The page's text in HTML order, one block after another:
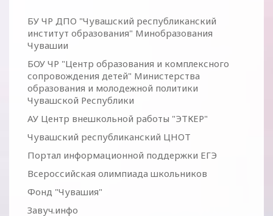
БУ ЧР ДПО "Чувашский республиканский
институт образования" Минобразования
Чувашии
БОУ ЧР "Центр образования и комплексного
сопровождения детей" Министерства
образования и молодежной политики
Чувашской Республики
АУ Центр внешкольной работы "ЭТКЕР"
Чувашский республиканский ЦНОТ
Портал информационной поддержки ЕГЭ
Всероссийская олимпиада школьников
Фонд "Чувашия"
Завуч.инфо